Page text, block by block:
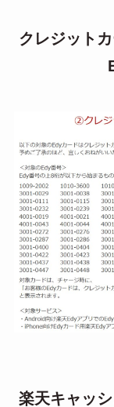
クレジット
楽天キャッ